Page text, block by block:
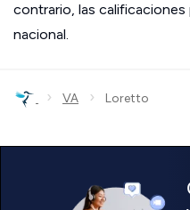
contrario, las calificaciones
nacional.
› VA › Loretto